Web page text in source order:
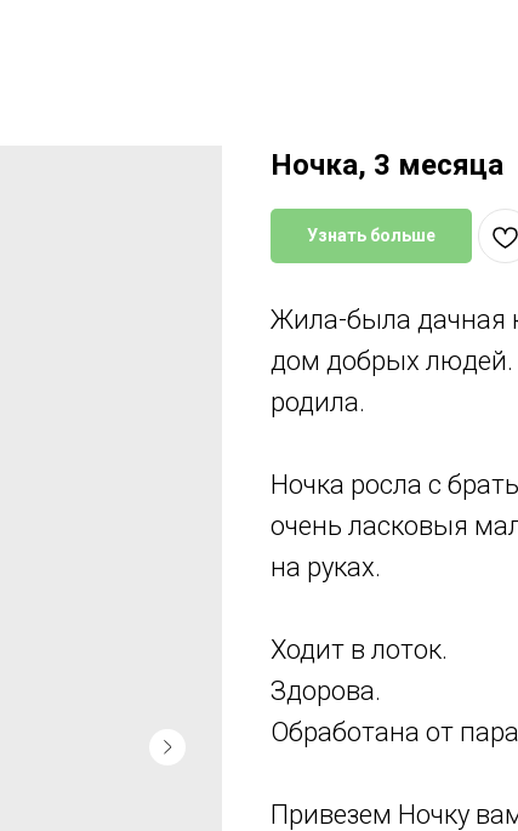
Ночка, 3 месяца
Узнать больше
Жила-была дачная
дом добрых людей.
родила.
Ночка росла с
очень ласковыя
на руках.
Ходит в лоток.
Здорова.
Обработана от
Привезем Ночку